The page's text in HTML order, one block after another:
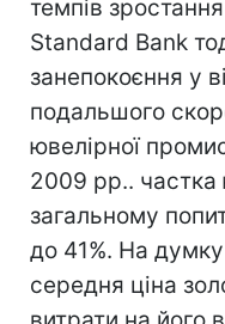
темпів
Standard Bank
занепокоєння у
подальшого
ювелірної
2009 рр.. частка
загальному
до 41%. На думку
середня ціна